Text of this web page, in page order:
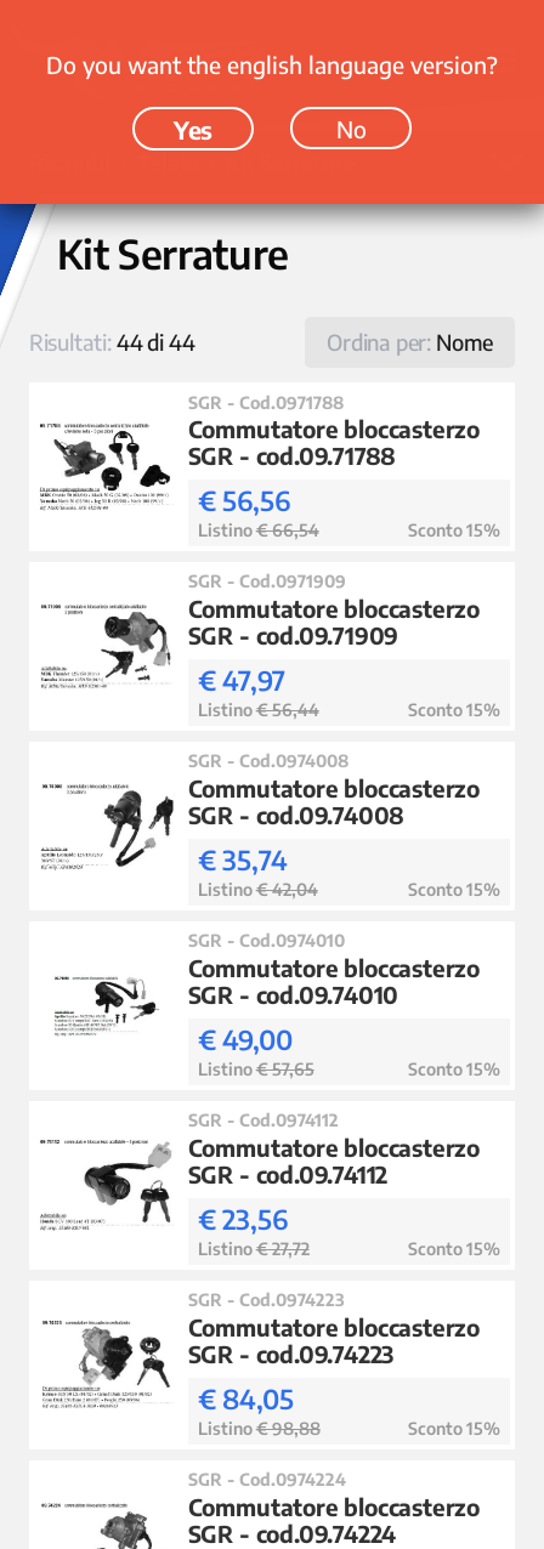
Kit Serrature
Ordina per: Nome
Risultati:44 di 44
SGR - Cod.0971788
Commutatore bloccasterzo
SGR - cod.09.71788
€ 56,56
Listino€ 66,54 Sconto 15%
SGR - Cod.0971909
Commutatore bloccasterzo
SGR - cod.09.71909
€ 47,97
Listino€ 56,44 Sconto 15%
SGR - Cod.0974008
Commutatore bloccasterzo
SGR - cod.09.74008
€ 35,74
Listino€ 42,04 Sconto 15%
SGR - Cod.0974010
Commutatore bloccasterzo
SGR - cod.09.74010
€ 49,00
Listino€ 57,65 Sconto 15%
SGR - Cod.0974112
Commutatore bloccasterzo
SGR - cod.09.74112
€ 23,56
Listino€ 27,72 Sconto 15%
SGR - Cod.0974223
Commutatore bloccasterzo
SGR - cod.09.74223
€ 84,05
Listino€ 98,88 Sconto 15%
SGR - Cod.0974224
Commutatore bloccasterzo
SGR - cod.09.74224
Do you want the english language version?
Yes No